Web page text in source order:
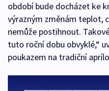
období bude docházet ke
výrazným změnám teplot,
nemůže postihnout.
tuto roční dobu obvyklé,“
poukazem na tradiční